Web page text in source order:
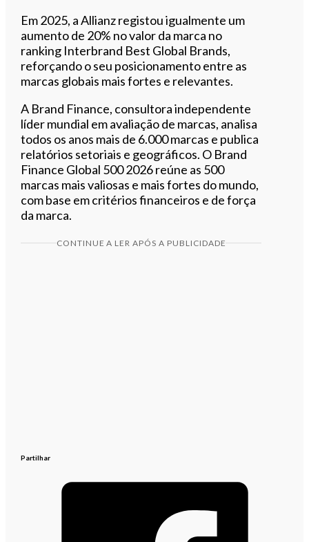
Em 2025, a Allianz registou igualmente um
aumento de 20% no valor da marca no
ranking Interbrand Best Global Brands,
reforçando o seu posicionamento entre as
marcas globais mais fortes e relevantes.
A Brand Finance, consultora independente
líder mundial em avaliação de marcas, analisa
todos os anos mais de 6.000 marcas e publica
relatórios setoriais e geográficos. O Brand
Finance Global 500 2026 reúne as 500
marcas mais valiosas e mais fortes do mundo,
com base em critérios financeiros e de força
da marca.
CONTINUE A LER APÓS A PUBLICIDADE
Partilhar